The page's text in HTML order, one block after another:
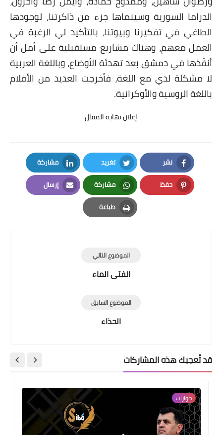
الدراما السورية وسينماها جزء من ذاكرتنا، لوجودها
الطاغي في تفكيرنا وبيوتنا، بالتأكيد لي الرغبة في
العمل معهم، وهناك مشاريع مستقبلية على أمل أن
أنفّذها في دمشق بعد تهدئة الأوضاع، وباللغة العربية
لا مشكلة لدي مع اللغة، فأخرجت العديد من الأفلام
باللغة الروسية والأوكرانية.
إعلان نهاية المقال
نشر
Facebook
تغريد
Twitter
مشاركة
LinkedIn
حفظ
Pinterest
مشاركة
Whatsapp
إرسال
Email
طباعة
Print
الموضوع التالي
الفتى الماء
الموضوع السابق
الحذاء
قد تُعجبك هذه المشاركات
حوارات